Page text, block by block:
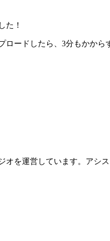
た！
ロードしたら、3分もかか
オを運営しています。アシ